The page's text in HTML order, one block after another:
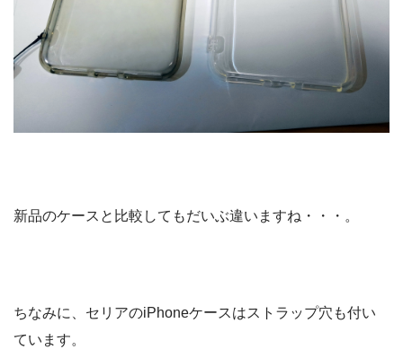
新品のケースと比較してもだいぶ違いますね・・・。
ちなみに、セリアのiPhoneケースはストラップ穴も付い
ています。